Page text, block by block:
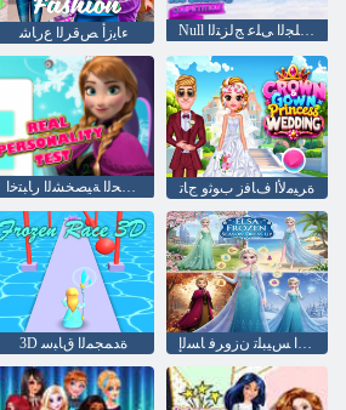
ءﺎﻳﺯﺃ ﺺﻗﺮﻟﺍ ﻉﺭﺎﺷ Null ﺔﺴﻓﺎﻨﻤﻟﺍ ﺪﻴﻠﺠﻟﺍ ﻰﻠﻋ ﺞﻟﺰﺘﻟﺍ
ﺔﻴﻘﻴﻘﺤﻟﺍ ﺔﻴﺼﺨﺸﻟﺍ ﺭﺎﺒﺘﺧﺍ ﺓﺮﻴﻣﻷ ﺍ ﻑﺎﻓﺯ ﺏﻮﺛﻭ ﺝﺎﺗ
3D ﺓﺪﻤﺠﻤﻟﺍ ﻕﺎﺒﺳ ﻢﺳﻮﻤﻟﺍ ﺲﻴﺒﻠﺗ ﻥﺯﻭﺮﻓ ﺎﺴﻟﺇ